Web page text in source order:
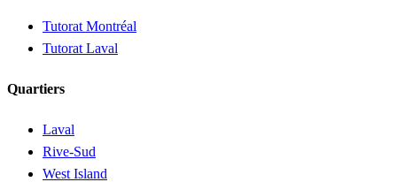
Tutorat Montréal
Tutorat Laval
Quartiers
Laval
Rive-Sud
West Island